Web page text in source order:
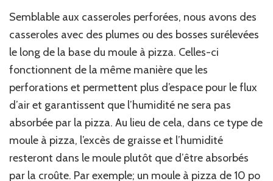
Semblable aux casseroles perforées, nous avons des
casseroles avec des plumes ou des bosses surélevées
le long de la base du moule à pizza. Celles-ci
fonctionnent de la même manière que les
perforations et permettent plus d’espace pour le flux
d’air et garantissent que l’humidité ne sera pas
absorbée par la pizza. Au lieu de cela, dans ce type de
moule à pizza, l’excès de graisse et l’humidité
resteront dans le moule plutôt que d’être absorbés
par la croûte. Par exemple; un moule à pizza de 10 po